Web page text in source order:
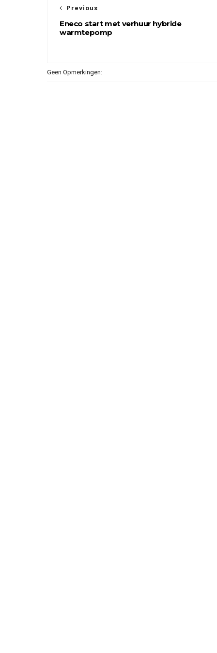
Previous
Eneco start met verhuur hybride
warmtepomp
Geen Opmerkingen: